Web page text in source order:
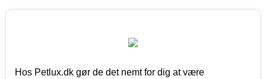
Hos Petlux.dk gør de det nemt for dig at være